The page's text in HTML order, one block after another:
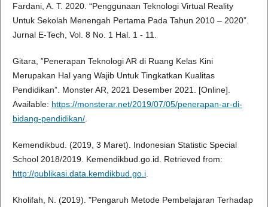
Fardani, A. T. 2020. “Penggunaan Teknologi Virtual Reality
Untuk Sekolah Menengah Pertama Pada Tahun 2010 – 2020”.
Jurnal E-Tech, Vol. 8 No. 1 Hal. 1 - 11.
Gitara, ”Penerapan Teknologi AR di Ruang Kelas Kini
Merupakan Hal yang Wajib Untuk Tingkatkan Kualitas
Pendidikan”. Monster AR, 2021 Desember 2021. [Online].
Available: https://monsterar.net/2019/07/05/penerapan-ar-di-
bidang-pendidikan/.
Kemendikbud. (2019, 3 Maret). Indonesian Statistic Special
School 2018/2019. Kemendikbud.go.id. Retrieved from:
http://publikasi.data.kemdikbud.go.i.
Kholifah, N. (2019). "Pengaruh Metode Pembelajaran Terhadap